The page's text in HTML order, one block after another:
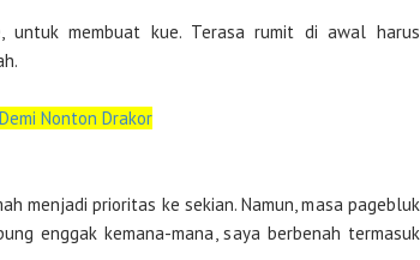
membuat kue. Terasa rumit di awal harus
Nonton Drakor
menjadi prioritas ke sekian. Namun, masa pagebluk
enggak kemana-mana, saya berbenah termasuk